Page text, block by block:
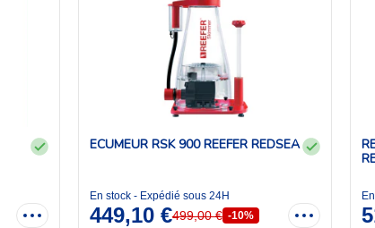
ECUMEUR RSK 900 REEFER REDSEA
En stock - Expédié sous 24H
449,10 €499,00 € -10%